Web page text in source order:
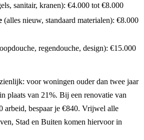
sanitair, kranen): €4.000 tot €8.000
(alles nieuw, standaard materialen): €8.000
regendouche, design): €15.000
voor woningen ouder dan twee jaar
plaats van 21%. Bij een renovatie van
arbeid, bespaar je €840. Vrijwel alle
Stad en Buiten komen hiervoor in